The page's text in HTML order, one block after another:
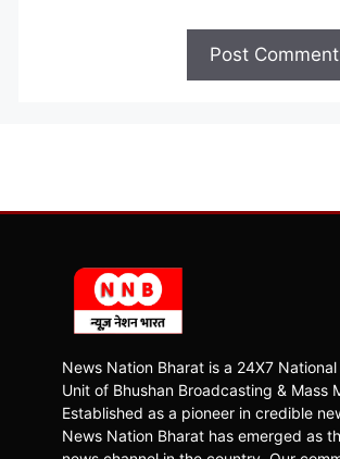
News Nation Bharat is a 24X7
Unit of Bhushan Broadcasting & Mass
Established as a pioneer in credible
News Nation Bharat has emerged as